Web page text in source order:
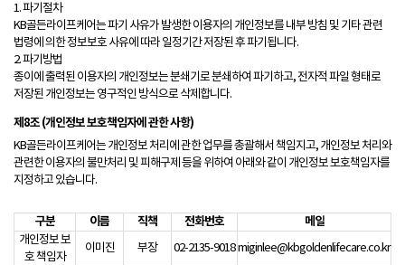
1. 파기절차
KB골든라이프케어는 파기 사유가 발생한 이용자의 개인정보를 내부 방침 및 기타 관련
법령에 의한 정보보호 사유에 따라 일정기간 저장된 후 파기됩니다.
2. 파기방법
종이에 출력된 이용자의 개인정보는 분쇄기로 분쇄하여 파기하고, 전자적 파일 형태로
저장된 개인정보는 영구적인 방식으로 삭제합니다.
제8조 (개인정보 보호책임자에 관한 사항)
KB골든라이프케어는 개인정보 처리에 관한 업무를 총괄해서 책임지고, 개인정보 처리와
관련한 이용자의 불만처리 및 피해구제 등을 위하여 아래와 같이 개인정보 보호책임자를
지정하고 있습니다.
구분 이름 직책 전화번호 메일
개인정보 보
호 책임자
이미진 부장 02-2135-9018 miginlee@kbgoldenlifecare.co.kr